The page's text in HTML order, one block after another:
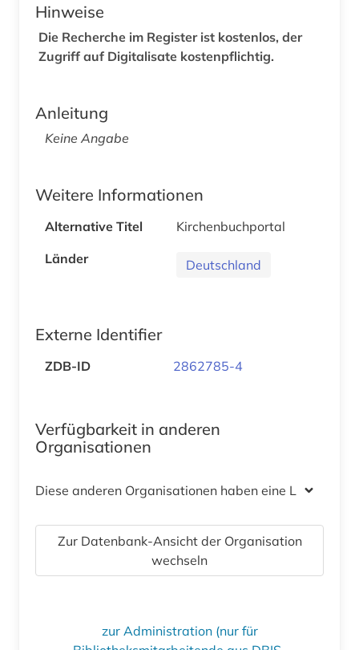
Hinweise
Die Recherche im Register ist kostenlos, der
Zugriff auf Digitalisate kostenpflichtig.
Anleitung
Keine Angabe
Weitere Informationen
Alternative Titel
Kirchenbuchportal
Länder
Deutschland
Externe Identifier
ZDB-ID 2862785-4
Verfügbarkeit in anderen
Organisationen
Diese anderen Organisationen haben eine Lizenz
Zur Datenbank-Ansicht der Organisation
wechseln
zur Administration (nur für